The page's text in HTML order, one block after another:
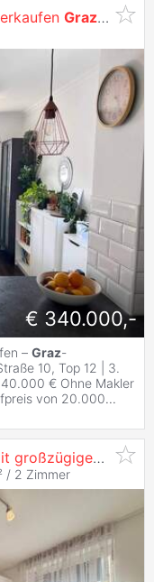
Graz
€ 340.000,-
– Graz-
10, Top 12 | 3.
€ Ohne Makler
von 20.000...
Attraktive Wohnung im 8. Stock mit großzügigem Westbalkon in
/ 2 Zimmer